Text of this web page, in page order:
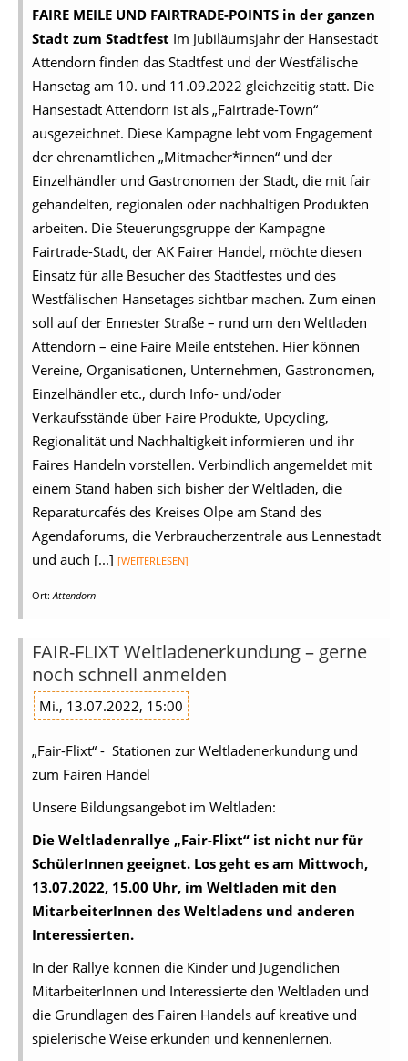
FAIRE MEILE UND FAIRTRADE-POINTS in der ganzen
Stadt zum Stadtfest Im Jubiläumsjahr der Hansestadt
Attendorn finden das Stadtfest und der Westfälische
Hansetag am 10. und 11.09.2022 gleichzeitig statt. Die
Hansestadt Attendorn ist als „Fairtrade-Town“
ausgezeichnet. Diese Kampagne lebt vom Engagement
der ehrenamtlichen „Mitmacher*innen“ und der
Einzelhändler und Gastronomen der Stadt, die mit fair
gehandelten, regionalen oder nachhaltigen Produkten
arbeiten. Die Steuerungsgruppe der Kampagne
Fairtrade-Stadt, der AK Fairer Handel, möchte diesen
Einsatz für alle Besucher des Stadtfestes und des
Westfälischen Hansetages sichtbar machen. Zum einen
soll auf der Ennester Straße – rund um den Weltladen
Attendorn – eine Faire Meile entstehen. Hier können
Vereine, Organisationen, Unternehmen, Gastronomen,
Einzelhändler etc., durch Info- und/oder
Verkaufsstände über Faire Produkte, Upcycling,
Regionalität und Nachhaltigkeit informieren und ihr
Faires Handeln vorstellen. Verbindlich angemeldet mit
einem Stand haben sich bisher der Weltladen, die
Reparaturcafés des Kreises Olpe am Stand des
Agendaforums, die Verbraucherzentrale aus Lennestadt
und auch [...] [WEITERLESEN]
Ort:Attendorn
FAIR-FLIXT Weltladenerkundung – gerne
noch schnell anmelden
Mi., 13.07.2022, 15:00
„Fair-Flixt“ - Stationen zur Weltladenerkundung und
zum Fairen Handel
Unsere Bildungsangebot im Weltladen:
Die Weltladenrallye „Fair-Flixt“ ist nicht nur für
SchülerInnen geeignet. Los geht es am Mittwoch,
13.07.2022, 15.00 Uhr, im Weltladen mit den
MitarbeiterInnen des Weltladens und anderen
Interessierten.
In der Rallye können die Kinder und Jugendlichen
MitarbeiterInnen und Interessierte den Weltladen und
die Grundlagen des Fairen Handels auf kreative und
spielerische Weise erkunden und kennenlernen.